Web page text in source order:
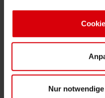
gesammelt haben. Sie
Cookies, wenn Sie
Nur
sterilisierfeste
Anwendungen im
sleeves inmitten der
sich in gediegener
Abschluss jeder
Teilnehmer in einem